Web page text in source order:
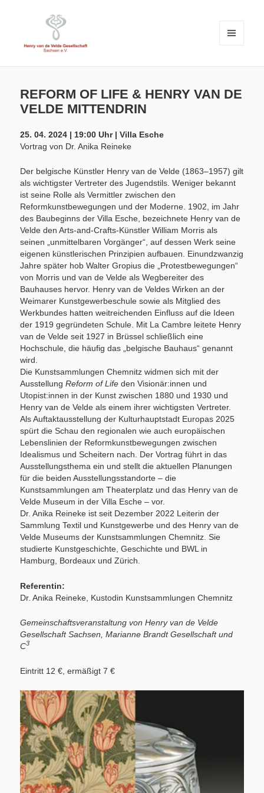
GESELLSCHAFT SACHSEN E.V.
REFORM OF LIFE & HENRY VAN DE
VELDE MITTENDRIN
25. 04. 2024 | 19:00 Uhr | Villa Esche
Vortrag von Dr. Anika Reineke
Der belgische Künstler Henry van de Velde (1863–1957) gilt
als wichtigster Vertreter des Jugendstils. Weniger bekannt
ist seine Rolle als Vermittler zwischen den
Reformkunstbewegungen und der Moderne. 1902, im Jahr
des Baubeginns der Villa Esche, bezeichnete Henry van de
Velde den Arts-and-Crafts-Künstler William Morris als
seinen „unmittelbaren Vorgänger“, auf dessen Werk seine
eigenen künstlerischen Prinzipien aufbauen. Einundzwanzig
Jahre später hob Walter Gropius die „Protestbewegungen“
von Morris und van de Velde als Wegbereiter des
Bauhauses hervor. Henry van de Veldes Wirken an der
Weimarer Kunstgewerbeschule sowie als Mitglied des
Werkbundes hatten weitreichenden Einfluss auf die Ideen
der 1919 gegründeten Schule. Mit La Cambre leitete Henry
van de Velde seit 1927 in Brüssel schließlich eine
Hochschule, die häufig das „belgische Bauhaus“ genannt
wird.
Die Kunstsammlungen Chemnitz widmen sich mit der
AusstellungReform of Life den Visionär:innen und
Utopist:innen in der Kunst zwischen 1880 und 1930 und
Henry van de Velde als einem ihrer wichtigsten Vertreter.
Als Auftaktausstellung der Kulturhauptstadt Europas 2025
spürt die Schau den regionalen wie auch europäischen
Lebenslinien der Reformkunstbewegungen zwischen
Idealismus und Scheitern nach. Der Vortrag führt in das
Ausstellungsthema ein und stellt die aktuellen Planungen
für die beiden Ausstellungsstandorte – die
Kunstsammlungen am Theaterplatz und das Henry van de
Velde Museum in der Villa Esche – vor.
Dr. Anika Reineke ist seit Dezember 2022 Leiterin der
Sammlung Textil und Kunstgewerbe und des Henry van de
Velde Museums der Kunstsammlungen Chemnitz. Sie
studierte Kunstgeschichte, Geschichte und BWL in
Hamburg, Bordeaux und Zürich.
Referentin:
Dr. Anika Reineke, Kustodin Kunstsammlungen Chemnitz
Gemeinschaftsveranstaltung von Henry van de Velde
Gesellschaft Sachsen, Marianne Brandt Gesellschaft und
C3
Eintritt 12 €, ermäßigt 7 €